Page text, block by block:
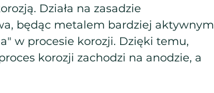
Działa na zasadzie
będąc metalem bardziej aktywnym
w procesie korozji. Dzięki temu,
korozji zachodzi na anodzie, a